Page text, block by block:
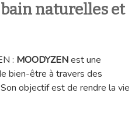
bain naturelles et
: MOODYZENest une
bien-être à travers des
objectif est de rendre la vie